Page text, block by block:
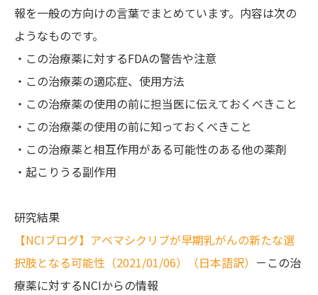
報を一般の方向けの言葉でまとめています。内容は次の
ようなものです。
・この治療薬に対するFDAの警告や注意
・この治療薬の適応症、使用方法
・この治療薬の使用の前に担当医に伝えておくべきこと
・この治療薬の使用の前に知っておくべきこと
・この治療薬と相互作用がある可能性のある他の薬剤
・起こりうる副作用
研究結果
【NCIブログ】アベマシクリブが早期乳がんの新たな選
択肢となる可能性（2021/01/06）（日本語訳） －この治
療薬に対するNCIからの情報